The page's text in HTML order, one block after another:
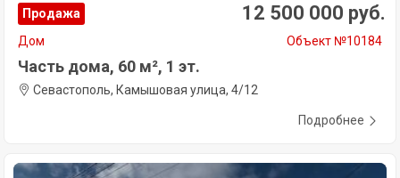
Продажа 12 500 000 руб.
Дом Объект №10184
Часть дома, 60 м², 1 эт.
Севастополь, Камышовая улица, 4/12
Подробнее